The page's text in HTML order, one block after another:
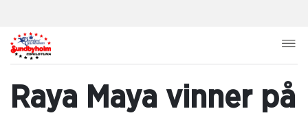
Raya Maya vinner på